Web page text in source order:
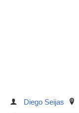
Diego Seijas